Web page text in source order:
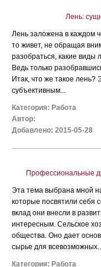
Лень:
Лень заложена в каждом
то живет, не обращая
разобраться, какие виды
Ведь только
Итак, что же такое
субъективным...
Категория: Работа
Автор:
Добавлено: 2015-05-28
Профессиональные
Эта тема выбрана мной
которые посвятили себя
вклад они внесли в
интересным. Сельское
общества. Оно дает
сырье для
Категория: Работа